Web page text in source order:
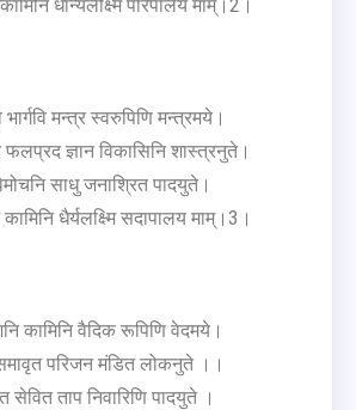
धान्यलक्ष्मि परिपालय माम्।2।
भार्गवि मन्त्र स्वरुपिणि मन्त्रमये।
ज्ञान विकासिनि शास्त्रनुते।
साधु जनाश्रित पादयुते।
धैर्यलक्ष्मि सदापालय माम्।3।
कामिनि वैदिक रूपिणि वेदमये।
परिजन मंडित लोकनुते ।।
सेवित ताप निवारिणि पादयुते ।